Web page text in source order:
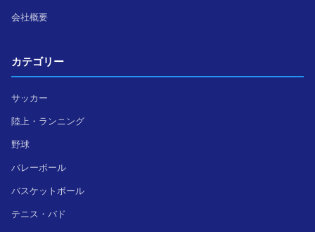
会社概要
カテゴリー
サッカー
陸上・ランニング
野球
バレーボール
バスケットボール
テニス・バド